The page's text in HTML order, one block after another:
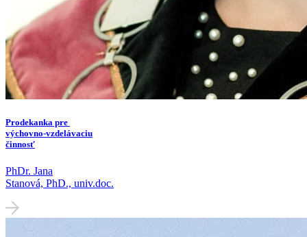
Prodekanka pre
výchovno-vzdelávaciu
činnosť
PhDr. Jana
Stanová, PhD., univ.doc.